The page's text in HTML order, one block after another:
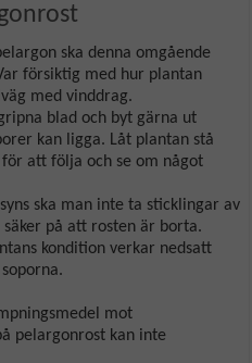
ska denna omgående
försiktig med hur plantan
med vinddrag.
blad och byt gärna ut
kan ligga. Låt plantan stå
att följa och se om något
ska man inte ta sticklingar av
på att rosten är borta.
kondition verkar nedsatt
mot
pelargonrost kan inte